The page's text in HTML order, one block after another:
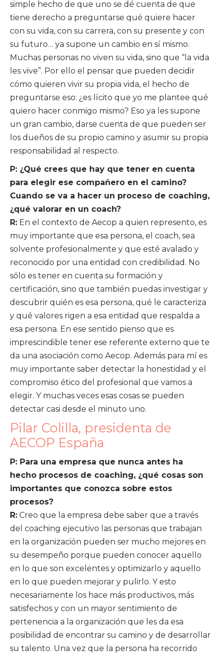
simple hecho de que uno se dé cuenta de que
tiene derecho a preguntarse qué quiere hacer
con su vida, con su carrera, con su presente y con
su futuro… ya supone un cambio en sí mismo.
Muchas personas no viven su vida, sino que “la vida
les vive”. Por ello el pensar que pueden decidir
cómo quieren vivir su propia vida, el hecho de
preguntarse eso: ¿es lícito que yo me plantee qué
quiero hacer conmigo mismo? Eso ya les supone
un gran cambio, darse cuenta de que pueden ser
los dueños de su propio camino y asumir su propia
responsabilidad al respecto.
P: ¿Qué crees que hay que tener en cuenta
para elegir ese compañero en el camino?
Cuando se va a hacer un proceso de coaching,
¿qué valorar en un coach?
R: En el contexto de Aecop a quien represento, es
muy importante que esa persona, el coach, sea
solvente profesionalmente y que esté avalado y
reconocido por una entidad con credibilidad. No
sólo es tener en cuenta su formación y
certificación, sino que también puedas investigar y
descubrir quién es esa persona, qué le caracteriza
y qué valores rigen a esa entidad que respalda a
esa persona. En ese sentido pienso que es
imprescindible tener ese referente externo que te
da una asociación como Aecop. Además para mí es
muy importante saber detectar la honestidad y el
compromiso ético del profesional que vamos a
elegir. Y muchas veces esas cosas se pueden
detectar casi desde el minuto uno.
Pilar Colilla, presidenta de
AECOP España
P: Para una empresa que nunca antes ha
hecho procesos de coaching, ¿qué cosas son
importantes que conozca sobre estos
procesos?
R: Creo que la empresa debe saber que a través
del coaching ejecutivo las personas que trabajan
en la organización pueden ser mucho mejores en
su desempeño porque pueden conocer aquello
en lo que son excelentes y optimizarlo y aquello
en lo que pueden mejorar y pulirlo. Y esto
necesariamente los hace más productivos, más
satisfechos y con un mayor sentimiento de
pertenencia a la organización que les da esa
posibilidad de encontrar su camino y de desarrollar
su talento. Una vez que la persona ha recorrido